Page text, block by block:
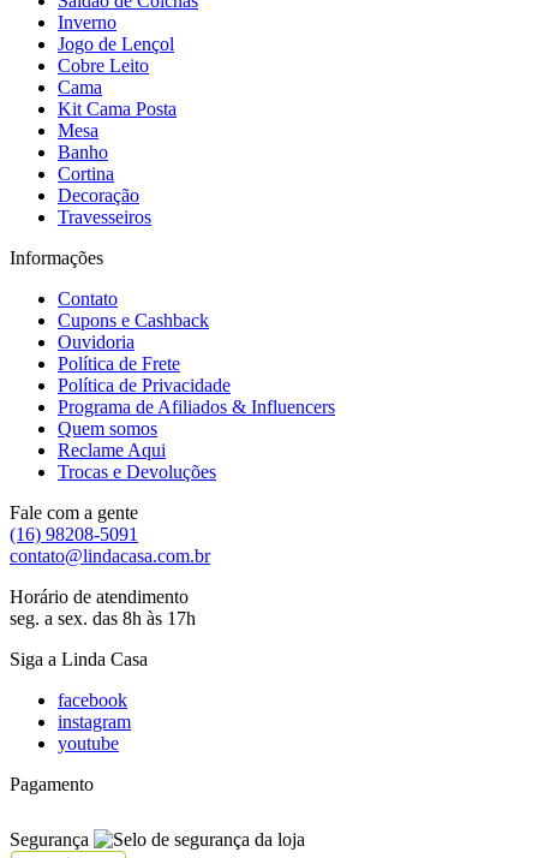
Inverno
Jogo de Lençol
Cobre Leito
Cama
Kit Cama Posta
Mesa
Banho
Cortina
Decoração
Travesseiros
Informações
Contato
Cupons e Cashback
Ouvidoria
Política de Frete
Política de Privacidade
Programa de Afiliados & Influencers
Quem somos
Reclame Aqui
Trocas e Devoluções
Fale com a gente
(16) 98208-5091
contato@lindacasa.com.br
Horário de atendimento
seg. a sex. das 8h às 17h
Siga a Linda Casa
facebook
instagram
youtube
Pagamento
Segurança